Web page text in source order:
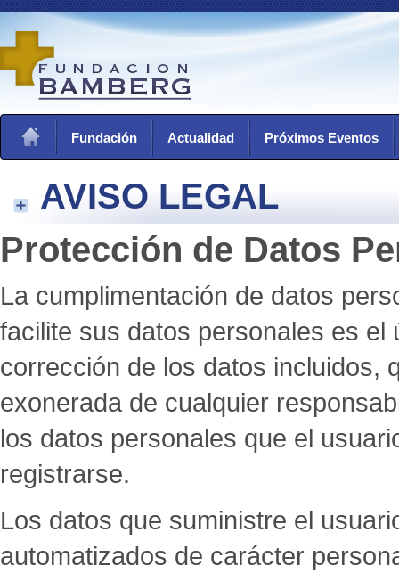
Fundación Actualidad Próximos Eventos
AVISO LEGAL
Protección de Datos
La cumplimentación de datos
facilite sus datos personales es
corrección de los datos incluidos,
exonerada de cualquier
los datos personales que el
registrarse.
Los datos que suministre el
automatizados de carácter